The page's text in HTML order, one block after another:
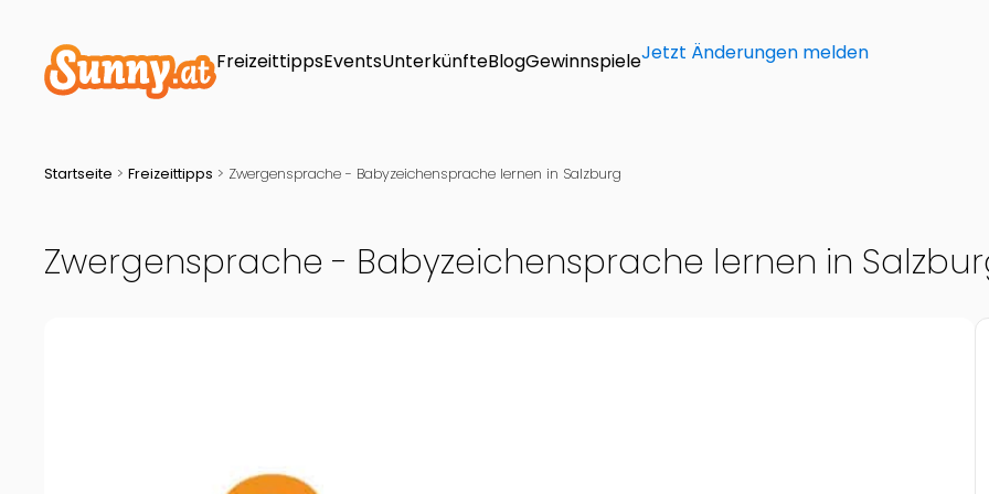
FreizeittippsEventsUnterkünfteBlogGewinnspieleJetzt Änderungen melden
Startseite > Freizeittipps > Zwergensprache - Babyzeichensprache lernen in Salzburg
Zwergensprache - Babyzeichensprache lernen in